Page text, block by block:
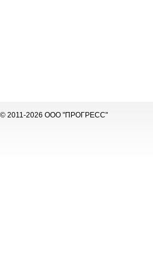
© 2011-2026 ООО "ПРОГРЕСС"